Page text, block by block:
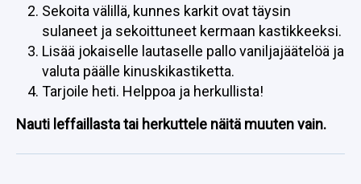
Sekoita välillä, kunnes karkit ovat täysin
sulaneet ja sekoittuneet kermaan kastikkeeksi.
Lisää jokaiselle lautaselle pallo vaniljajäätelöä ja
valuta päälle kinuskikastiketta.
Tarjoile heti. Helppoa ja herkullista!
Nauti leffaillasta tai herkuttele näitä muuten vain.